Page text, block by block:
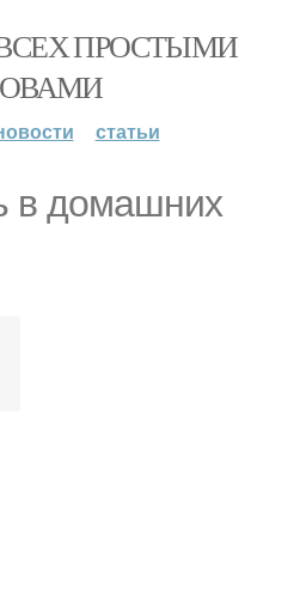
ПРОСТЫМИ
статьи
в домашних